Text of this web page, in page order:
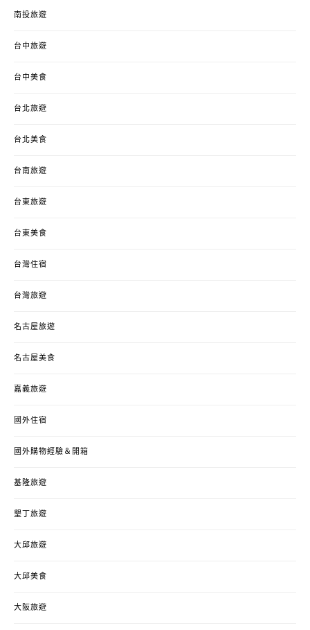
南投旅遊
台中旅遊
台中美食
台北旅遊
台北美食
台南旅遊
台東旅遊
台東美食
台灣住宿
台灣旅遊
名古屋旅遊
名古屋美食
嘉義旅遊
國外住宿
國外購物經驗＆開箱
基隆旅遊
墾丁旅遊
大邱旅遊
大邱美食
大阪旅遊